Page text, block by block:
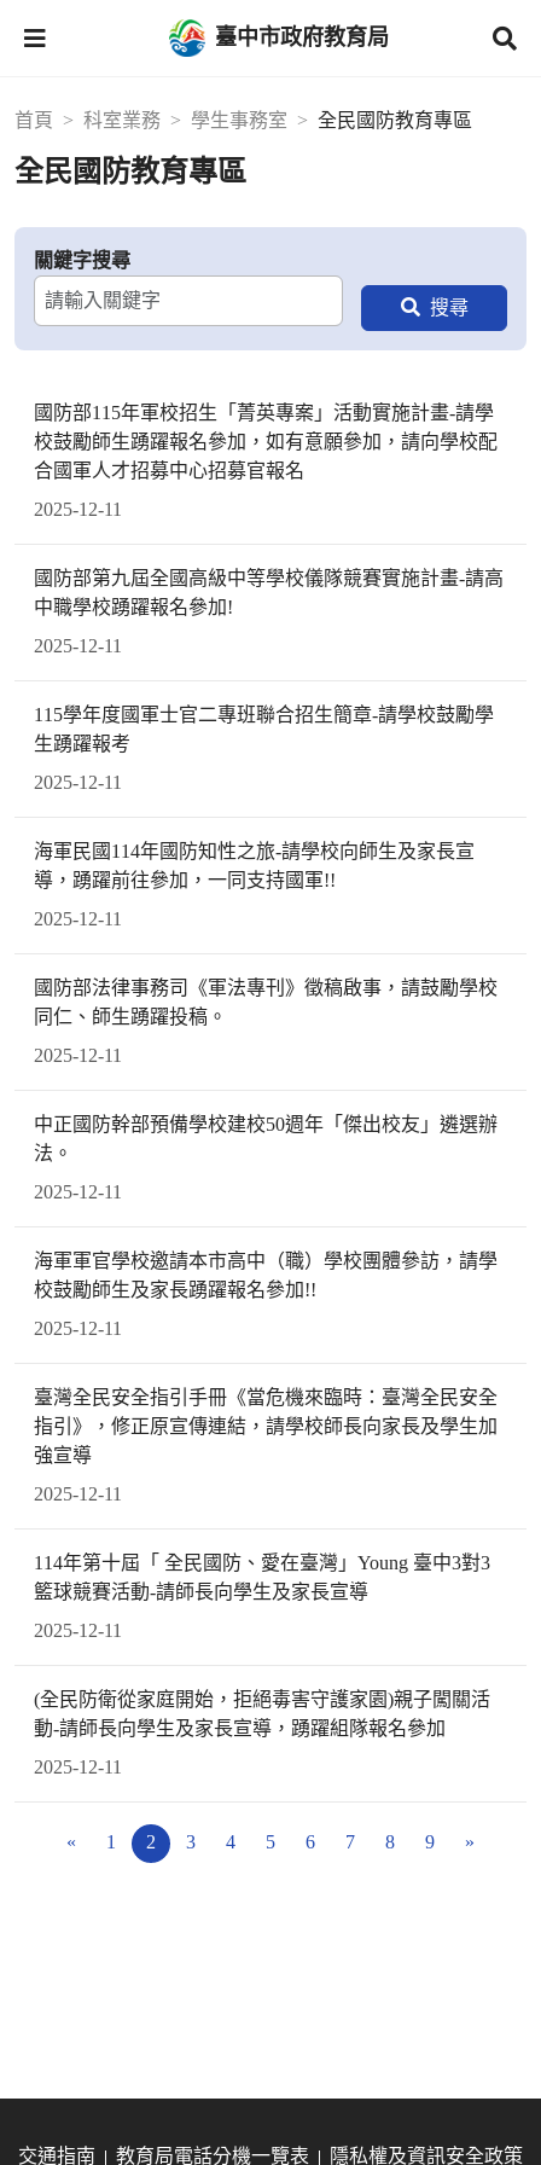
臺中市政府教育局
首頁 科室業務 學生事務室 全民國防教育專區
全民國防教育專區
關鍵字搜尋
國防部115年軍校招生「菁英專案」活動實施計畫-請學
校鼓勵師生踴躍報名參加，如有意願參加，請向學校配
合國軍人才招募中心招募官報名
2025-12-11
國防部第九屆全國高級中等學校儀隊競賽實施計畫-請高
中職學校踴躍報名參加!
2025-12-11
115學年度國軍士官二專班聯合招生簡章-請學校鼓勵學
生踴躍報考
2025-12-11
海軍民國114年國防知性之旅-請學校向師生及家長宣
導，踴躍前往參加，一同支持國軍!!
2025-12-11
國防部法律事務司《軍法專刊》徵稿啟事，請鼓勵學校
同仁、師生踴躍投稿。
2025-12-11
中正國防幹部預備學校建校50週年「傑出校友」遴選辦
法。
2025-12-11
海軍軍官學校邀請本市高中（職）學校團體參訪，請學
校鼓勵師生及家長踴躍報名參加!!
2025-12-11
臺灣全民安全指引手冊《當危機來臨時：臺灣全民安全
指引》，修正原宣傳連結，請學校師長向家長及學生加
強宣導
2025-12-11
114年第十屆「 全民國防、愛在臺灣」Young 臺中3對3
籃球競賽活動-請師長向學生及家長宣導
2025-12-11
(全民防衛從家庭開始，拒絕毒害守護家園)親子闖關活
動-請師長向學生及家長宣導，踴躍組隊報名參加
2025-12-11
« 1 2 3 4 5 6 7 8 9 »
交通指南 教育局電話分機一覽表 隱私權及資訊安全政策